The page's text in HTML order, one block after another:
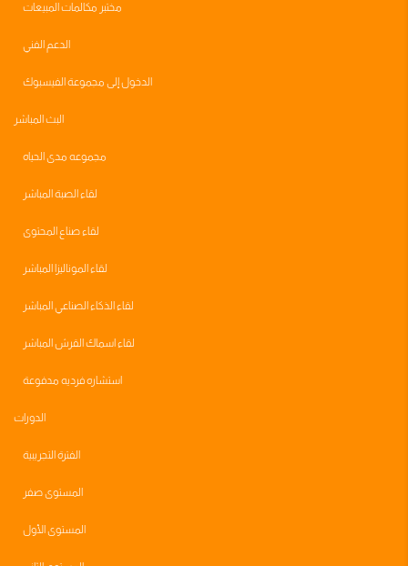
مختبر مكالمات المبيعات
الدعم الفني
الدخول إلى مجموعة الفيسبوك
البث المباشر
مجموعه مدى الحياه
لقاء الصبة المباشر
لقاء صناع المحتوى
لقاء الموناليزا المباشر
لقاء الذكاء الصناعي المباشر
لقاء اسماك القرش المباشر
استشاره فرديه مدفوعة
الدورات
الفترة التجريبية
المستوى صفر
المستوى الأول